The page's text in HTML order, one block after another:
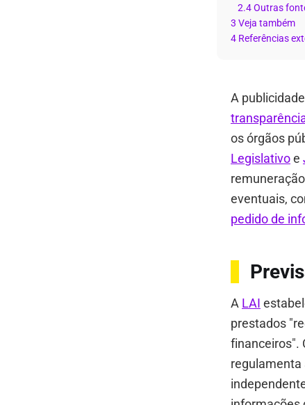
2.4 Outras
3 Veja também
4 Referências
A
os órgãos
Legislativoe
eventuais,
pedido de
A LAI
prestados
financeiros".
regulamenta